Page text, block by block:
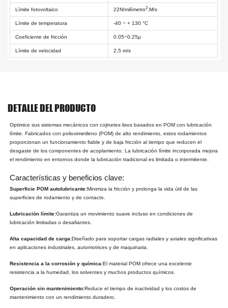
Límite fotovoltaico 22N/milímetro2 .M/s
Límite de temperatura -40 ~ + 130 °C
Coeficiente de fricción 0.05~0.25μ
Límite de velocidad 2,5 m/s
DETALLE DEL PRODUCTO
Optimice sus sistemas mecánicos con cojinetes lisos basados en POM con lubricación
límite. Fabricados con polioximetileno (POM) de alto rendimiento, estos rodamientos
proporcionan un funcionamiento fiable y de baja fricción al tiempo que reducen el
desgaste de los componentes de acoplamiento. La lubricación límite incorporada mejora
el rendimiento en entornos donde la lubricación tradicional es limitada o intermitente.
Características y beneficios clave:
Superficie POM autolubricante:Minimiza la fricción y prolonga la vida útil de las
superficies de rodamiento y de contacto.
Lubricación límite:Garantiza un movimiento suave incluso en condiciones de
lubricación limitadas o desafiantes.
Alta capacidad de carga:Diseñado para soportar cargas radiales y axiales significativas
en aplicaciones industriales, automotrices y de maquinaria.
Resistencia a la corrosión y química:El material POM ofrece una excelente
resistencia a la humedad, los solventes y muchos productos químicos.
Operación sin mantenimiento:Reduce el tiempo de inactividad y los costos de
mantenimiento con un rendimiento duradero.